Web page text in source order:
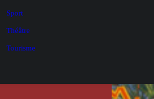
Sport
Théâtre
Tourisme